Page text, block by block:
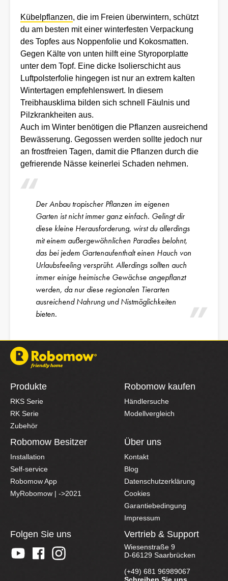
Kübelpflanzen, die im Freien überwintern, schützt
du am besten mit einer winterfesten Verpackung
des Topfes aus Noppenfolie und Kokosmatten.
Gegen Kälte von unten hilft eine Styroporplatte
unter dem Topf. Eine dicke Isolierschicht aus
Luftpolsterfolie hingegen ist nur an extrem kalten
Wintertagen empfehlenswert. In diesem
Treibhausklima bilden sich schnell Fäulnis und
Pilzkrankheiten aus.
Auch im Winter benötigen die Pflanzen ausreichend
Bewässerung. Gegossen werden sollte jedoch nur
an frostfreien Tagen, damit die Pflanzen durch die
gefrierende Nässe keinerlei Schaden nehmen.
Der Anbau tropischer Pflanzen im eigenen
Garten ist nicht immer ganz einfach. Gelingt dir
diese kleine Herausforderung, wirst du allerdings
mit einem außergewöhnlichen Paradies belohnt,
das bei jedem Gartenaufenthalt einen Hauch von
Urlaubsfeeling versprüht. Allerdings sollten auch
immer einige heimische Gewächse angepflanzt
werden, da nur diese regionalen Tierarten
ausreichend Nahrung und Nistmöglichkeiten
bieten.
Produkte
RKS Serie
RK Serie
Zubehör
Robomow kaufen
Händlersuche
Modellvergleich
Robomow Besitzer
Installation
Self-service
Robomow App
MyRobomow | ->2021
Über uns
Kontakt
Blog
Datenschutzerklärung
Cookies
Garantiebedingung
Impressum
Folgen Sie uns Vertrieb & Support
Wiesenstraße 9
D-66129 Saarbrücken
(+49) 681 96989067
Schreiben Sie uns